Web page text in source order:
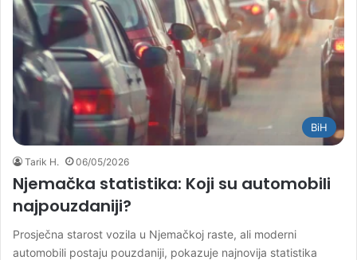
BiH
Tarik H. 06/05/2026
Njemačka statistika: Koji su automobili
najpouzdaniji?
Prosječna starost vozila u Njemačkoj raste, ali moderni
automobili postaju pouzdaniji, pokazuje najnovija statistika